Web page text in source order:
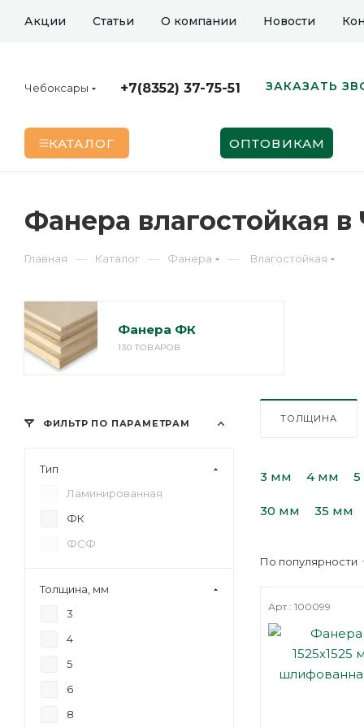
Акции Статьи О компании Новости
Чебоксары +7(8352) 37-75-51 ЗАКАЗАТЬ
КАТАЛОГ ОПТОВИКАМ
Фанера влагостойкая в
Главная — Каталог — Фанера — Влагостойкая
Фанера ФК
130 ТОВАРОВ
ТОЛЩИНА
3 мм 4 мм
30 мм 35 мм
По популярности
Арт.: 100099
ФИЛЬТР ПО ПАРАМЕТРАМ
Тип
Ламинированная
ФК
ФСФ
Толщина, мм
3
4
5
6
8